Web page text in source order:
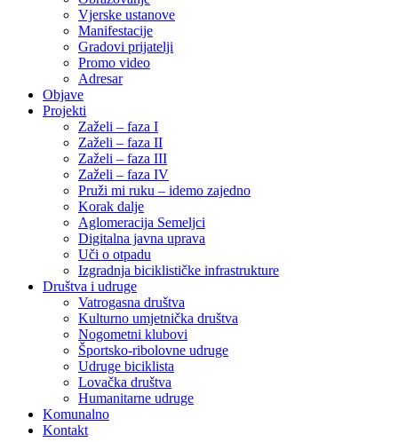
Vjerske ustanove
Manifestacije
Gradovi prijatelji
Promo video
Adresar
Objave
Projekti
Zaželi – faza I
Zaželi – faza II
Zaželi – faza III
Zaželi – faza IV
Pruži mi ruku – idemo zajedno
Korak dalje
Aglomeracija Semeljci
Digitalna javna uprava
Uči o otpadu
Izgradnja biciklističke infrastrukture
Društva i udruge
Vatrogasna društva
Kulturno umjetnička društva
Nogometni klubovi
Športsko-ribolovne udruge
Udruge biciklista
Lovačka društva
Humanitarne udruge
Komunalno
Kontakt